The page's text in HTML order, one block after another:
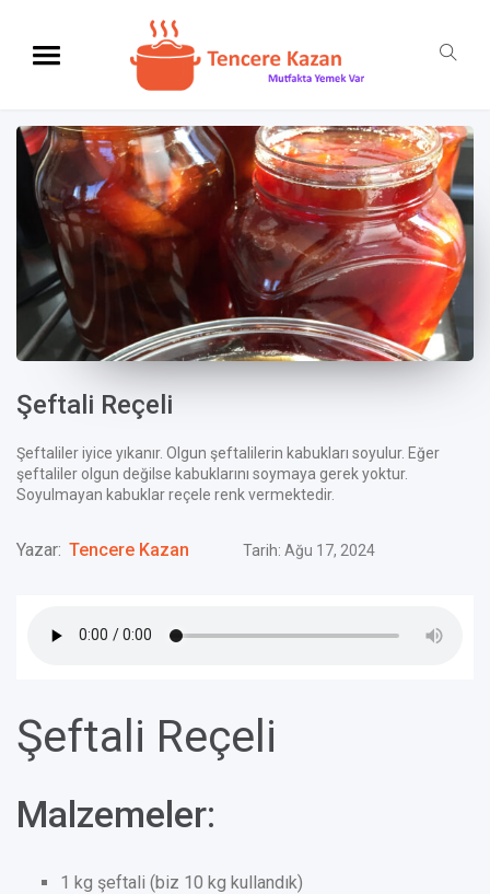
Şeftali Reçeli
Şeftaliler iyice yıkanır. Olgun şeftalilerin kabukları soyulur. Eğer
şeftaliler olgun değilse kabuklarını soymaya gerek yoktur.
Soyulmayan kabuklar reçele renk vermektedir.
Yazar: Tencere Kazan Tarih: Ağu 17, 2024
Şeftali Reçeli
Malzemeler:
1 kg şeftali (biz 10 kg kullandık)